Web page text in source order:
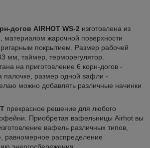
догов AIRHOT WS-2 изготовлена из
жарочной поверхности
покрытием. Размер рабочей
мм , таймер, терморегулятор.
на приготовление 6 корн-догов -
палочке, размер одной вафли -
можно добавлять различные начинки
прекрасное решение для любого
Приобретая вафельницы Airhot вы
вафель различных типов,
равномерное распределение
энергосбережения.